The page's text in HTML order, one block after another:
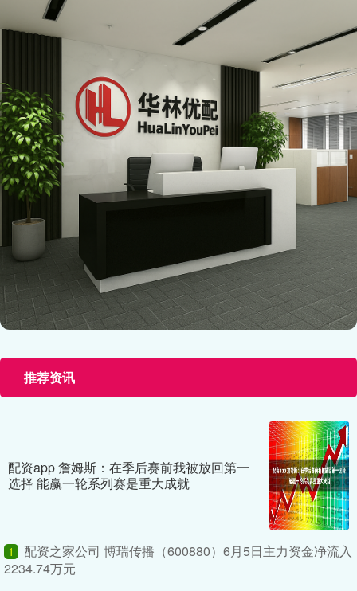
推荐资讯
配资app 詹姆斯：在季后赛前我被放回第一
选择 能赢一轮系列赛是重大成就
1
配资之家公司 博瑞传播（600880）6月5日主力资金净流入
2234.74万元